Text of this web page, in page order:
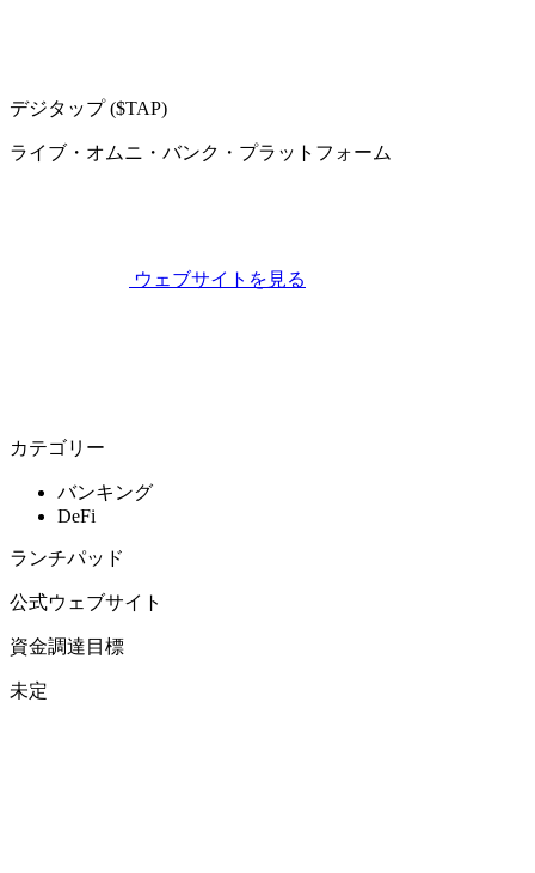
デジタップ ($TAP)
ライブ・オムニ・バンク・プラットフォーム
ウェブサイトを見る
カテゴリー
バンキング
DeFi
ランチパッド
公式ウェブサイト
資金調達目標
未定